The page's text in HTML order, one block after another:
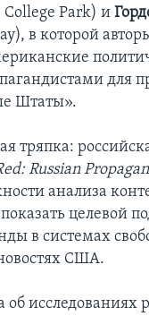
College Park) и
в которой
для
Штаты».
тряпка:
Russian
анализа
целевой
в системах
США.
об